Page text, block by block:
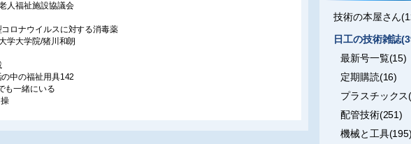
人福祉施設協議会
コロナウイルスに対する消毒薬
学大学院/猪川和朗
の中の福祉用具142
も一緒にいる
技術の本屋さん
日工の技術雑誌
最新号一覧(15)
定期購読(16)
プラスチックス
配管技術(251)
機械と工具(195)